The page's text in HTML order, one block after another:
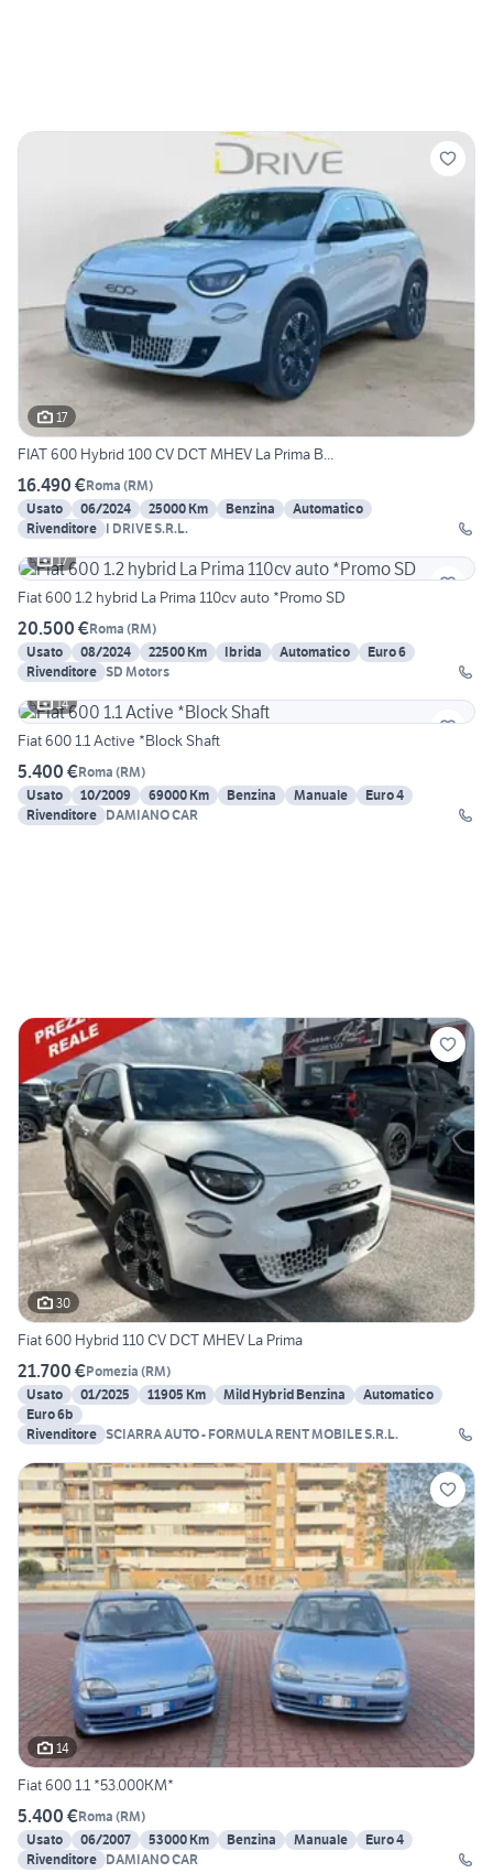
17
FIAT 600 Hybrid 100 CV DCT MHEV La Prima B...
16.490 €Roma (RM)
Usato
06/2024 25000 Km Benzina
Automatico
Rivenditore I DRIVE S.R.L.
17
Fiat 600 1.2 hybrid La Prima 110cv auto *Promo SD
20.500 €Roma (RM)
Usato
08/2024 22500 Km Ibrida Automatico
Euro 6
Rivenditore SD Motors
14
Fiat 600 1.1 Active *Block Shaft
5.400 €Roma (RM)
Usato
10/2009 69000 Km Benzina Manuale
Euro 4
Rivenditore DAMIANO CAR
30
Fiat 600 Hybrid 110 CV DCT MHEV La Prima
21.700 €Pomezia (RM)
Usato
01/2025 11905 Km Mild Hybrid Benzina
Automatico
Euro 6b
Rivenditore SCIARRA AUTO - FORMULA RENT MOBILE S.R.L.
14
Fiat 600 1.1 *53.000KM*
5.400 €Roma (RM)
Usato
06/2007 53000 Km Benzina Manuale
Euro 4
Rivenditore DAMIANO CAR